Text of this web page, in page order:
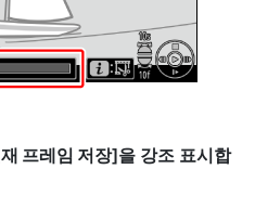
프레임 저장]을 강조 표시합